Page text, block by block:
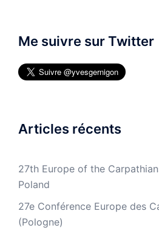
Me suivre sur Twitter
Articles récents
27th Europe of the
Poland
27e Conférence Europe des
(Pologne)